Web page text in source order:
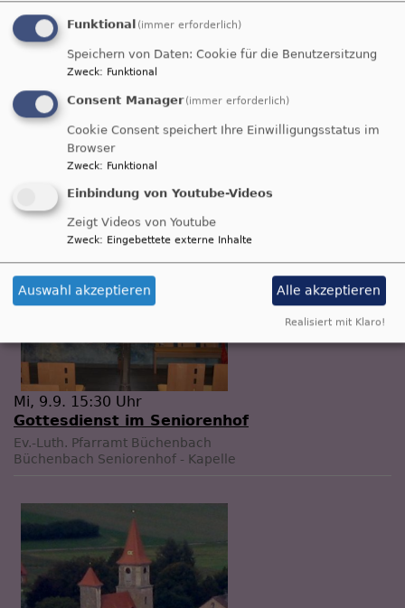
So, 6.9. 10:15 Uhr
Gottesdienst
Prädikant Stefan Erlbacher
Büchenbach St.-Willibald-Kirche
Mi, 9.9. 15:30 Uhr
Gottesdienst im Seniorenhof
Ev.-Luth. Pfarramt Büchenbach
Büchenbach Seniorenhof - Kapelle
Funktional (immer erforderlich)
Speichern von Daten: Cookie für die Benutzersitzung
Zweck: Funktional
Consent Manager (immer erforderlich)
Cookie Consent speichert Ihre Einwilligungsstatus im
Browser
Zweck: Funktional
Einbindung von Youtube-Videos
Zeigt Videos von Youtube
Zweck: Eingebettete externe Inhalte
Auswahl akzeptieren Alle akzeptieren
Realisiert mit Klaro!